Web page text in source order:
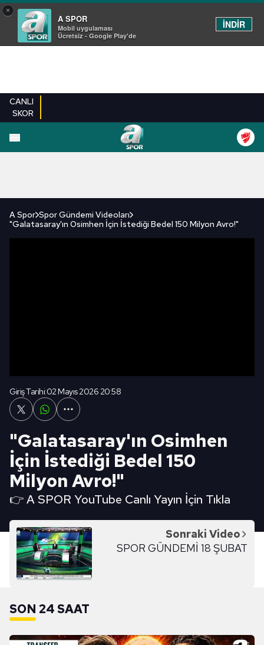
×
A SPOR
Mobil uygulaması
Ücretsiz - Google Play'de
İNDİR
CANLI
SKOR
FUTBOL
A Spor Spor Gündemi Videoları
"Galatasaray'ın Osimhen İçin İstediği Bedel 150 Milyon Avro!"
Giriş Tarihi:02 Mayıs 2026 20:58
"Galatasaray'ın Osimhen
İçin İstediği Bedel 150
Milyon Avro!"
👉 A SPOR YouTube Canlı Yayın İçin Tıkla
Sonraki Video
SPOR GÜNDEMİ 18 ŞUBAT
SON 24 SAAT